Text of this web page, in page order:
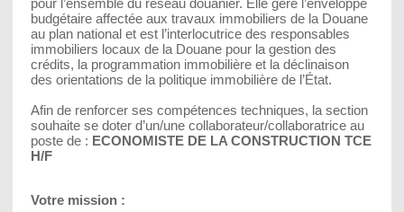
budgétaire affectée aux travaux immobiliers de la Douane
au plan national et est l’interlocutrice des responsables
immobiliers locaux de la Douane pour la gestion des
crédits, la programmation immobilière et la déclinaison
des orientations de la politique immobilière de l’État.
Afin de renforcer ses compétences techniques, la section
souhaite se doter d’un/une collaborateur/collaboratrice au
poste de : ECONOMISTE DE LA CONSTRUCTION TCE
H/F
Votre mission :